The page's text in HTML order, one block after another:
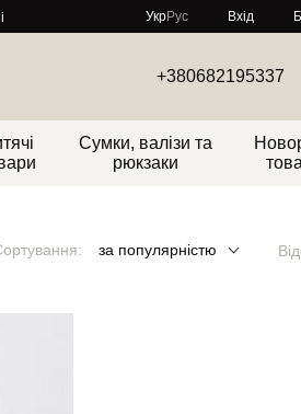
УкрРус Вхід
+380682195337
Сумки, валізи та
рюкзаки
за популярністю